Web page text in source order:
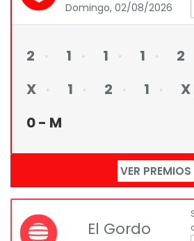
Domingo, 02/08/2026
2 1 1 1 2
X
1 2 1 X
0 - M
VER PREMIOS
El Gordo